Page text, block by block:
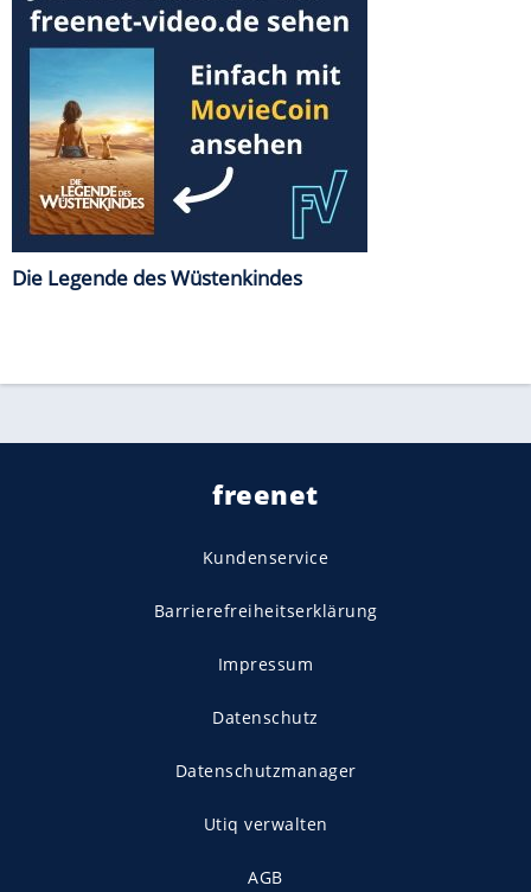
Die Legende des Wüstenkindes
freenet
Kundenservice
Barrierefreiheitserklärung
Impressum
Datenschutz
Datenschutzmanager
Utiq verwalten
AGB